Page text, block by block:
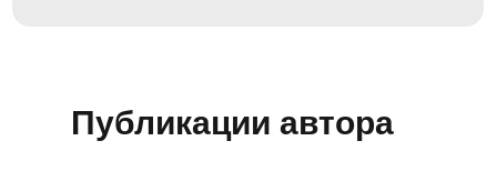
Публикации автора